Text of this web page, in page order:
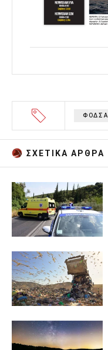
ΦΟΔΣΑ
ΣΧΕΤΙΚA AΡΘΡΑ